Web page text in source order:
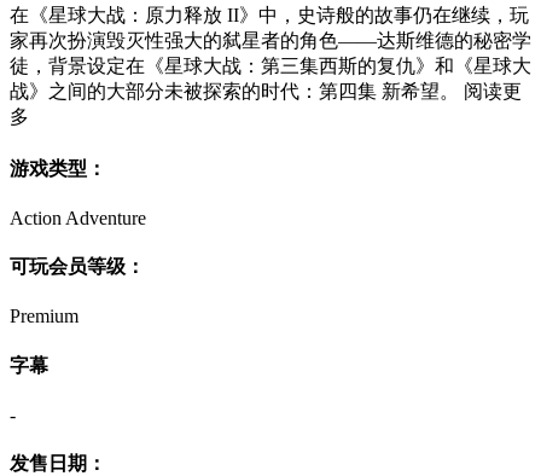
在《星球大战：原力释放 II》中，史诗般的故事仍在继续，玩
家再次扮演毁灭性强大的弑星者的角色――达斯维德的秘密学
徒，背景设定在《星球大战：第三集西斯的复仇》和《星球大
战》之间的大部分未被探索的时代：第四集 新希望。 阅读更
多
游戏类型：
Action Adventure
可玩会员等级：
Premium
字幕
-
发售日期：